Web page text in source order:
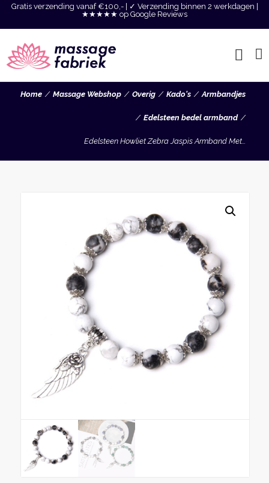
Gratis verzending vanaf €100,- | ✓ Verzending binnen 2 werkdagen |
★★★★★ op Google Reviews
Home Massage Webshop Overig Kado's Armbandjes
Edelsteen bedel armband
Edelsteen Howliet Zebra Jaspis Armband Met...